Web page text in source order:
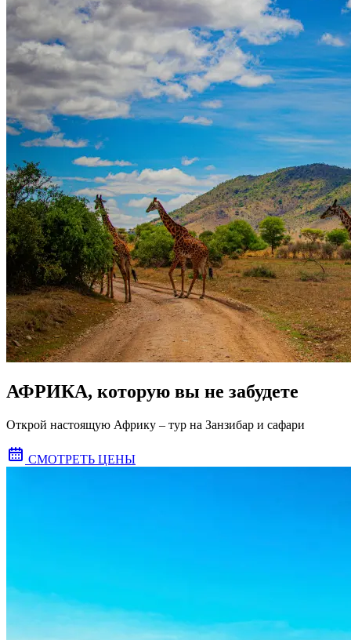
АФРИКА, которую вы не забудете
Открой настоящую Африку – тур на Занзибар и сафари
СМОТРЕТЬ ЦЕНЫ